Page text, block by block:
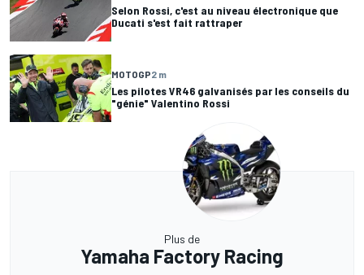
Selon Rossi, c'est au niveau électronique que
Ducati s'est fait rattraper
MOTOGP2 m
Les pilotes VR46 galvanisés par les conseils du
"génie" Valentino Rossi
Plus de
Yamaha Factory Racing